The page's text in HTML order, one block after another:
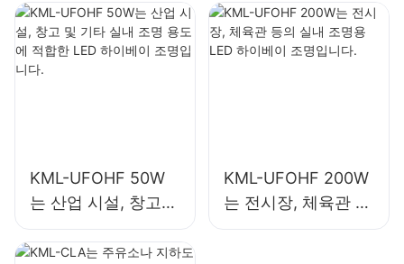
및 기타 실내 조명 용
도에 적합합니다.
등의 실내 조명에 사
용됩니다.
KML-UFOHF 50W
는 산업 시설, 창고
및 기타 실내 조명 용
도에 적합한 LED 하
KML-UFOHF 200W
는 전시장, 체육관 등
의 실내 조명용 LED